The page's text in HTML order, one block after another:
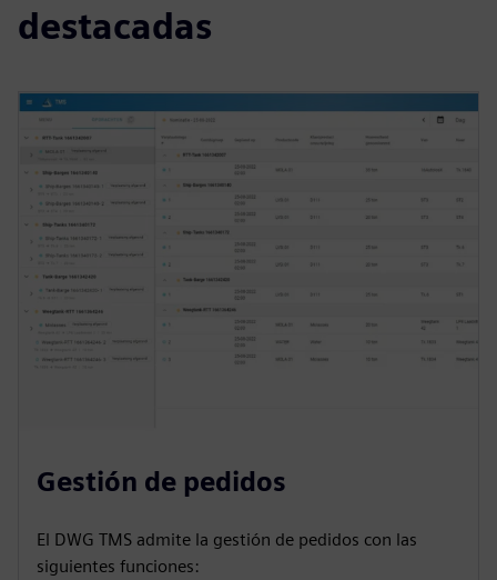
destacadas
Gestión de pedidos
El DWG TMS admite la gestión de pedidos con las
siguientes funciones: